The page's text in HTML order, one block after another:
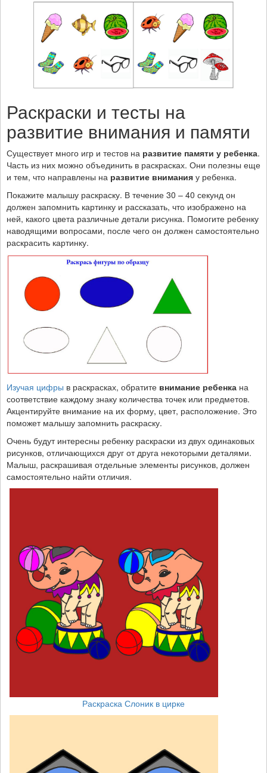
Раскраски и тесты на
развитие внимания и памяти
Существует много игр и тестов на развитие памяти у ребенка.
Часть из них можно объединить в раскрасках. Они полезны еще
и тем, что направлены на развитие внимания у ребенка.
Покажите малышу раскраску. В течение 30 – 40 секунд он
должен запомнить картинку и рассказать, что изображено на
ней, какого цвета различные детали рисунка. Помогите ребенку
наводящими вопросами, после чего он должен самостоятельно
раскрасить картинку.
Изучая цифры в раскрасках, обратите внимание ребенка на
соответствие каждому знаку количества точек или предметов.
Акцентируйте внимание на их форму, цвет, расположение. Это
поможет малышу запомнить раскраску.
Очень будут интересны ребенку раскраски из двух одинаковых
рисунков, отличающихся друг от друга некоторыми деталями.
Малыш, раскрашивая отдельные элементы рисунков, должен
самостоятельно найти отличия.
Раскраска Слоник в цирке